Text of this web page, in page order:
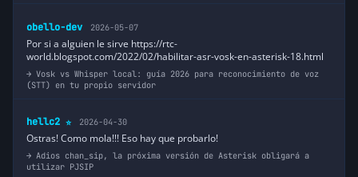
obello-dev 2026-05-07
Por si a alguien le sirve https://rtc-
world.blogspot.com/2022/02/habilitar-asr-vosk-en-asterisk-18.html
Vosk vs Whisper local: guía 2026 para reconocimiento de voz
(STT) en tu propio servidor
hellc2 ⭐ 2026-04-30
Ostras! Como mola!!! Eso hay que probarlo!
Adios chan_sip, la próxima versión de Asterisk obligará a
utilizar PJSIP